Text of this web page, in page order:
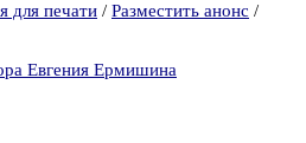
для печати / Разместить анонс /
Евгения Ермишина